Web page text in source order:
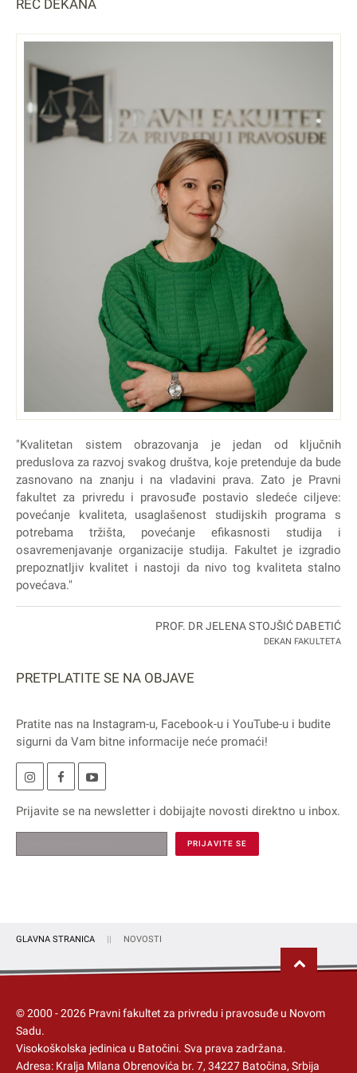
pravosuđe u Novom Sadu
REČ DEKANA
"Kvalitetan sistem obrazovanja je jedan od ključnih
preduslova za razvoj svakog društva, koje pretenduje da bude
zasnovano na znanju i na vladavini prava. Zato je Pravni
fakultet za privredu i pravosuđe postavio sledeće ciljeve:
povećanje kvaliteta, usaglašenost studijskih programa s
potrebama tržišta, povećanje efikasnosti studija i
osavremenjavanje organizacije studija. Fakultet je izgradio
prepoznatljiv kvalitet i nastoji da nivo tog kvaliteta stalno
povećava."
PROF. DR JELENA STOJŠIĆ DABETIĆ
DEKAN FAKULTETA
PRETPLATITE SE NA OBJAVE
Pratite nas na Instagram-u, Facebook-u i YouTube-u i budite
sigurni da Vam bitne informacije neće promaći!
Prijavite se na newsletter i dobijajte novosti direktno u inbox.
GLAVNA STRANICA NOVOSTI
© 2000 -2026 Pravni fakultet za privredu i pravosuđe u Novom
Sadu.
Visokoškolska jedinica u Batočini. Sva prava zadržana.
Adresa: Kralja Milana Obrenovića br. 7, 34227 Batočina, Srbija